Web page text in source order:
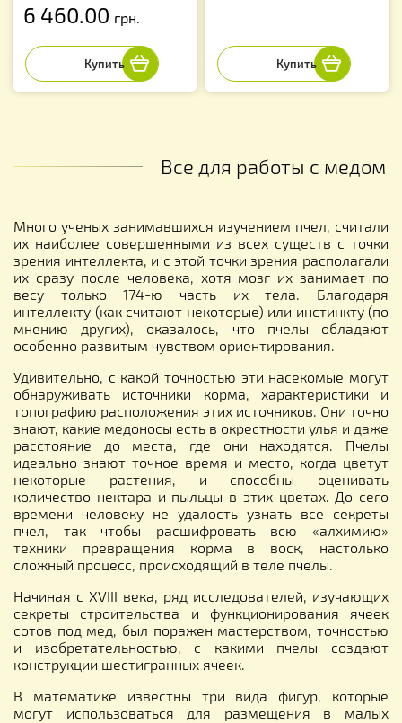
6 460.00 грн.
Все для работы с медом
Много ученых занимавшихся изучением пчел, считали
их наиболее совершенными из всех существ с точки
зрения интеллекта, и с этой точки зрения располагали
их сразу после человека, хотя мозг их занимает по
весу только 174-ю часть их тела. Благодаря
интеллекту (как считают некоторые) или инстинкту (по
мнению других), оказалось, что пчелы обладают
особенно развитым чувством ориентирования.
Удивительно, с какой точностью эти насекомые могут
обнаруживать источники корма, характеристики и
топографию расположения этих источников. Они точно
знают, какие медоносы есть в окрестности улья и даже
расстояние до места, где они находятся. Пчелы
идеально знают точное время и место, когда цветут
некоторые растения, и способны оценивать
количество нектара и пыльцы в этих цветах. До сего
времени человеку не удалость узнать все секреты
пчел, так чтобы расшифровать всю «алхимию»
техники превращения корма в воск, настолько
сложный процесс, происходящий в теле пчелы.
Начиная с XVIII века, ряд исследователей, изучающих
секреты строительства и функционирования ячеек
сотов под мед, был поражен мастерством, точностью
и изобретательностью, с какими пчелы создают
конструкции шестигранных ячеек.
В математике известны три вида фигур, которые
могут использоваться для размещения в малых